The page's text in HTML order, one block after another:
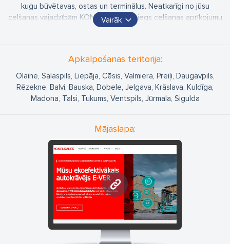
kuģu būvētavas, ostas un terminālus. Neatkarīgi no jūsu
celšanas vajadzībām KONECRANES sniegs celšanas aprīkojumu
un pakalpojumus, kas paaugstinās jūsu uzņēmuma vērtību un
Vairāk
Apkalpošanas teritorija:
Olaine, Salaspils, Liepāja, Cēsis, Valmiera, Preiļi, Daugavpils,
Rēzekne, Balvi, Bauska, Dobele, Jelgava, Krāslava, Kuldīga,
Madona, Talsi, Tukums, Ventspils, Jūrmala, Sigulda
Mājaslapa:
www.konecranes.lv